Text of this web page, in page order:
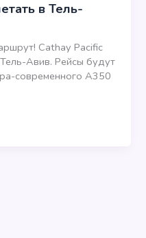
в Тель-
Cathay Pacific
Авив. Рейсы будут
современного А350